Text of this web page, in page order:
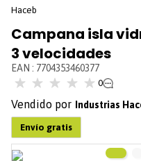
Haceb
Campana isla
3 velocidades
EAN : 7704353460377
☆ ☆ ☆ ☆ ☆ 0
Industrias